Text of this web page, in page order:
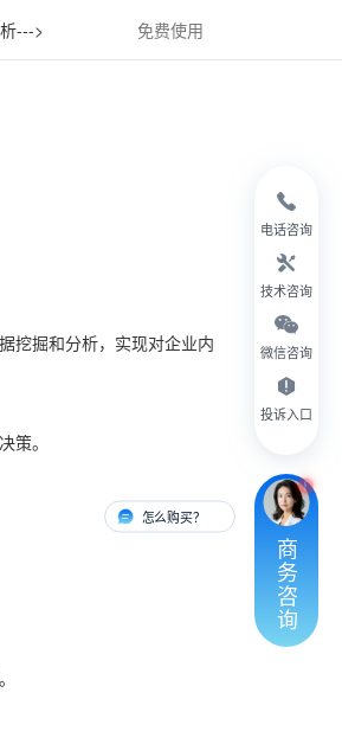
---> 免费使用
挖掘和分析，实现对企业内
策。
电话咨询
技术咨询
微信咨询
投诉入口
怎么购买？ 有人对接
商
务
咨
询